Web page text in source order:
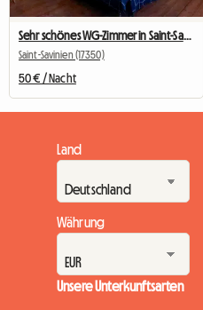
Sehr schönes WG-Zimmer in Saint-Savinien - 25m2
Saint-Savinien (17350)
50 € / Nacht
Land
Währung
Unsere Unterkunftsarten